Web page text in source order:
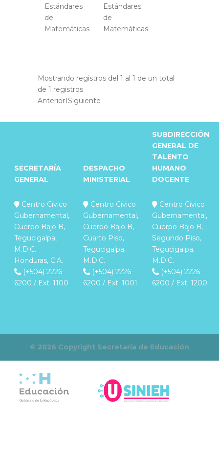
Estándares
de
Matemáticas
Estándares
de
Matemáticas
Mostrando registros del 1 al 1 de un total
de 1 registros
Anterior1Siguiente
SECRETARÍA
GENERAL
DESPACHO
MINISTERIAL
SUBDIRECCIÓN
GENERAL DE
TALENTO
HUMANO
DOCENTE
Centro Cívico
Gubernamental,
Cuerpo Bajo B,
Tegucigalpa,
M.D.C.
Honduras, C.A.
(+504) 2226-
6200 / Ext. 1100
Centro Cívico
Gubernamental,
Cuerpo Bajo B,
Cuarto Piso,
Tegucigalpa,
M.D.C.
(+504) 2226-
6200 / Ext. 1001
Centro Cívico
Gubernamental,
Cuerpo Bajo B,
Segundo Piso,
Tegucigalpa,
M.D.C.
(+504) 2226-
6200 / Ext. 1200
© 2026 Copyright Secretaría de Educación